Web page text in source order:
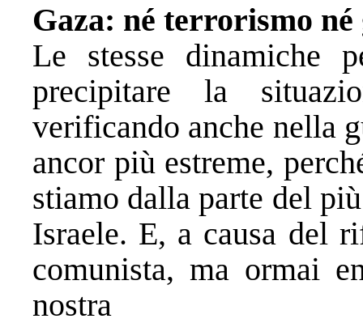
Gaza: né terrorismo
Le stesse dinamiche
precipitare la
verificando anche nella
ancor più estreme,
stiamo dalla parte del
Israele. E, a causa del
comunista, ma ormai
nostra